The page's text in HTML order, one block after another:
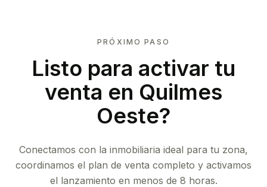
PRÓXIMO PASO
Listo para activar tu
venta en Quilmes
Oeste?
Conectamos con la inmobiliaria ideal para tu zona,
coordinamos el plan de venta completo y activamos
el lanzamiento en menos de 8 horas.